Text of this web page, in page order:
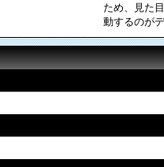
ため、見た
動するのが